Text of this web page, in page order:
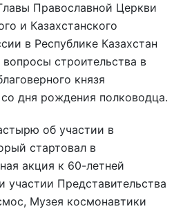
Православной Церкви
и Казахстанского
в Республике Казахстан
строительства в
князя
дня рождения полководца.
об участии в
стартовал в
акция к 60-летней
участии Представительства
Музея космонавтики